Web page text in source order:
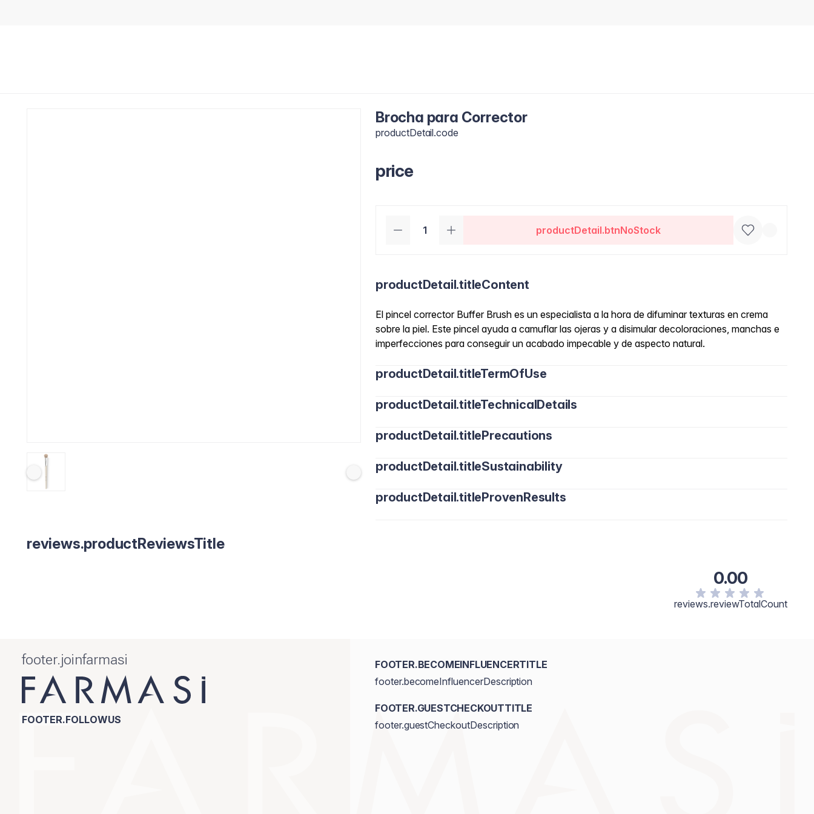
Brocha para Corrector
productDetail.code
price
productDetail.btnNoStock
productDetail.titleContent
El pincel corrector Buffer Brush es un especialista a la hora de difuminar texturas en crema
sobre la piel. Este pincel ayuda a camuflar las ojeras y a disimular decoloraciones, manchas e
imperfecciones para conseguir un acabado impecable y de aspecto natural.
productDetail.titleTermOfUse
productDetail.titleTechnicalDetails
productDetail.titlePrecautions
productDetail.titleSustainability
productDetail.titleProvenResults
reviews.productReviewsTitle
0.00
reviews.reviewTotalCount
footer.joinfarmasi
FOOTER.FOLLOWUS
FOOTER.BECOMEINFLUENCERTITLE
footer.becomeInfluencerDescription
FOOTER.GUESTCHECKOUTTITLE
footer.guestCheckoutDescription